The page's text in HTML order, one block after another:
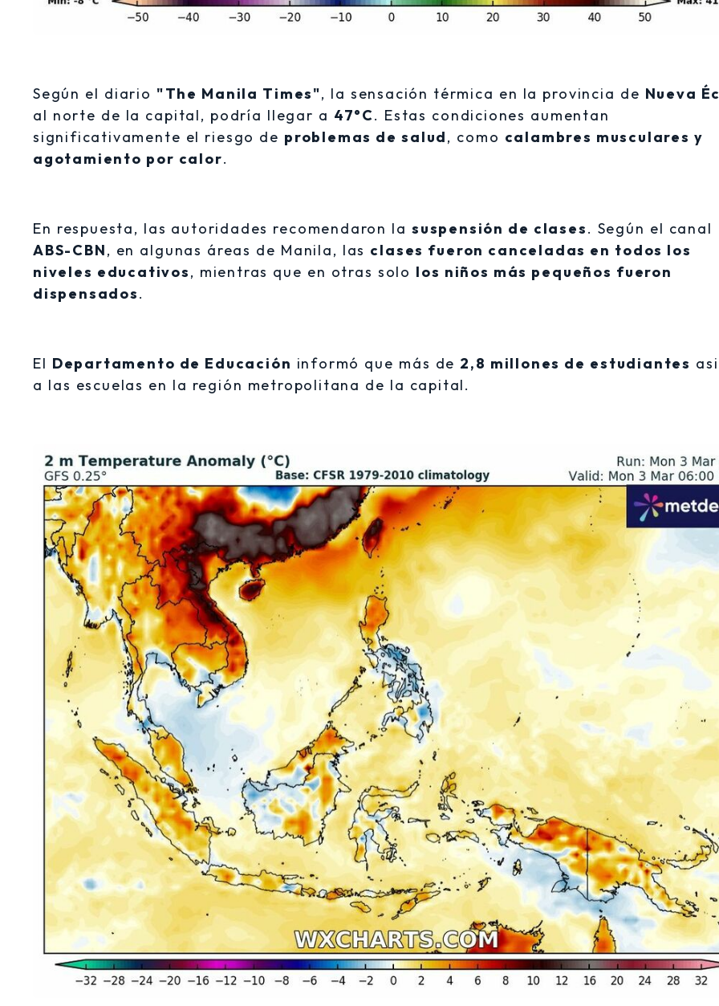
Según el diario "The Manila Times", la sensación térmica en la provincia de Nueva
al norte de la capital, podría llegar a 47°C. Estas condiciones aumentan
significativamente el riesgo de problemas de salud, como calambres musculares y
agotamiento por calor.
En respuesta, las autoridades recomendaron la suspensión de clases. Según el canal
ABS-CBN, en algunas áreas de Manila, las clases fueron canceladas en todos los
niveles educativos, mientras que en otras solo los niños más pequeños fueron
dispensados.
El Departamento de Educación informó que más de 2,8 millones de estudiantes
a las escuelas en la región metropolitana de la capital.